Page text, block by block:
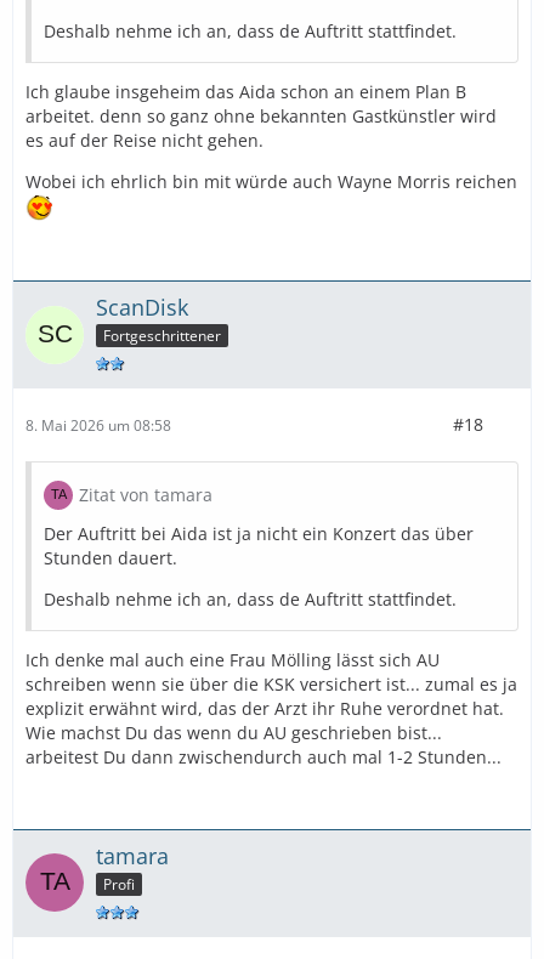
Deshalb nehme ich an, dass de Auftritt stattfindet.
Ich glaube insgeheim das Aida schon an einem Plan B
arbeitet. denn so ganz ohne bekannten Gastkünstler wird
es auf der Reise nicht gehen.
Wobei ich ehrlich bin mit würde auch Wayne Morris reichen
ScanDisk
Fortgeschrittener
8. Mai 2026 um 08:58 #18
Zitat von tamara
Der Auftritt bei Aida ist ja nicht ein Konzert das über
Stunden dauert.
Deshalb nehme ich an, dass de Auftritt stattfindet.
Ich denke mal auch eine Frau Mölling lässt sich AU
schreiben wenn sie über die KSK versichert ist... zumal es ja
explizit erwähnt wird, das der Arzt ihr Ruhe verordnet hat.
Wie machst Du das wenn du AU geschrieben bist...
arbeitest Du dann zwischendurch auch mal 1-2 Stunden...
tamara
Profi